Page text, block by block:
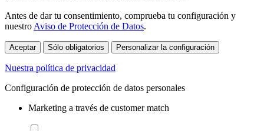
Antes de dar tu consentimiento, comprueba tu configuración y
nuestro Aviso de Protección de Datos.
Aceptar Sólo obligatorios Personalizar la configuración
Nuestra política de privacidad
Configuración de protección de datos personales
Marketing a través de customer match